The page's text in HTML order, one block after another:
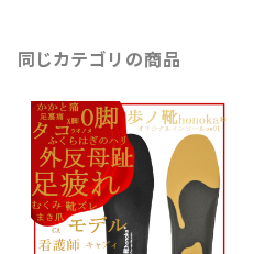
同じカテゴリの商品